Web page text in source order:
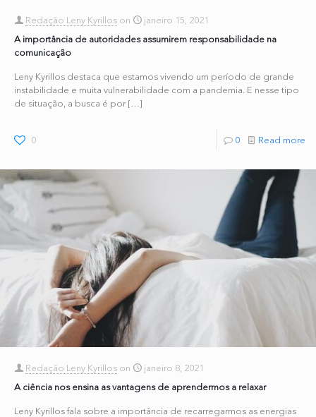
Redação Leny Kyrillos on
janeiro 15, 2021
A importância de autoridades assumirem responsabilidade na
comunicação
Leny Kyrillos destaca que estamos vivendo um período de grande
instabilidade e muita vulnerabilidade com a pandemia. E nesse tipo
de situação, a busca é por[…]
0 0 Read more
Redação Leny Kyrillos on
janeiro 8, 2021
A ciência nos ensina as vantagens de aprendermos a relaxar
Leny Kyrillos fala sobre a importância de recarregarmos as energias